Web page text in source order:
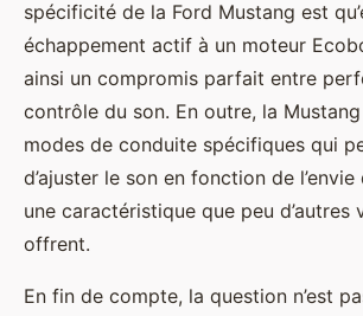
spécificité de la Ford Mustang est
échappement actif à un moteur
ainsi un compromis parfait entre
contrôle du son. En outre, la
modes de conduite spécifiques qui
d’ajuster le son en fonction de
une caractéristique que peu d’autres
offrent.
En fin de compte, la question n’est